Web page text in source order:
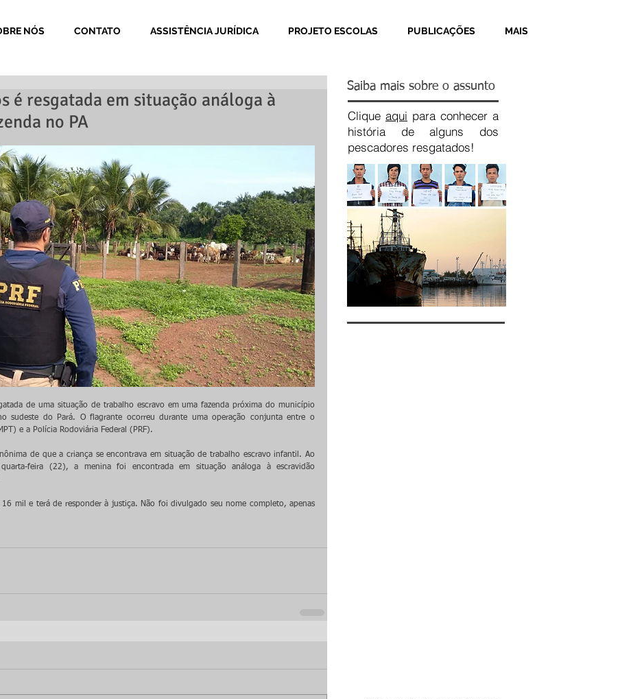
NÓS CONTATO ASSISTÊNCIA JURÍDICA PROJETO ESCOLAS PUBLICAÇÕES MAIS
é resgatada em situação análoga à
no PA
de uma situação de trabalho escravo em uma fazenda próxima do município
sudeste do Pará. O flagrante ocorreu durante uma operação conjunta entre o
e a Polícia Rodoviária Federal (PRF).
de que a criança se encontrava em situação de trabalho escravo infantil. Ao
feira (22), a menina foi encontrada em situação análoga à escravidão
mil e terá de responder à justiça. Não foi divulgado seu nome completo, apenas
Saiba mais sobre o assunto
Clique aqui para conhecer a
história de alguns dos
pescadores resgatados!
Recent Posts